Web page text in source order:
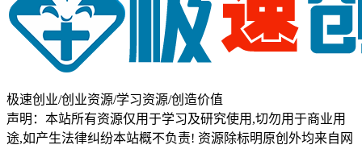
极速创业/创业资源/学习资源/创造价值
声明：本站所有资源仅用于学习及研究使用,切勿用于商业用
途,如产生法律纠纷本站概不负责! 资源除标明原创外均来自网